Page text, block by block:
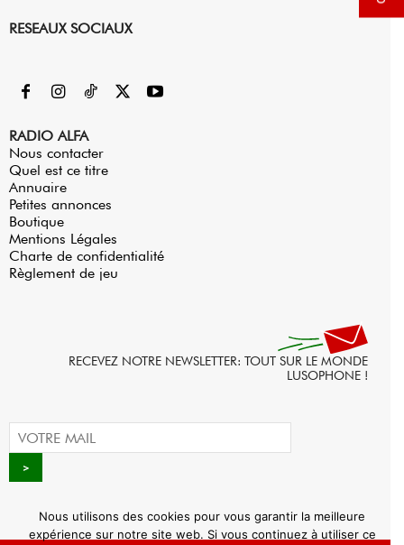
RESEAUX SOCIAUX
RADIO ALFA
Nous contacter
Quel est ce titre
Annuaire
Petites annonces
Boutique
Mentions Légales
Charte de confidentialité
Règlement de jeu
RECEVEZ NOTRE NEWSLETTER: TOUT SUR LE MONDE
LUSOPHONE !
Nous utilisons des cookies pour vous garantir la meilleure
expérience sur notre site web. Si vous continuez à utiliser ce